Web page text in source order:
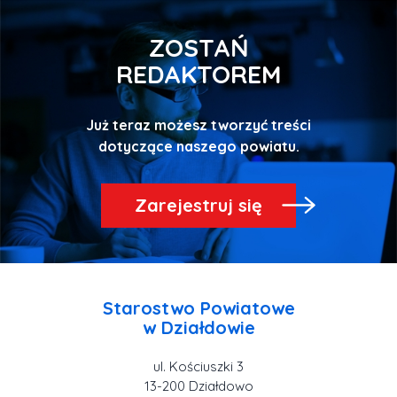
ZOSTAŃ
REDAKTOREM
Już teraz możesz tworzyć treści
dotyczące naszego powiatu.
Zarejestruj się
Starostwo Powiatowe
ul. Kościuszki 3